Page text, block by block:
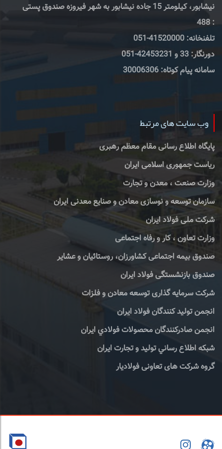
نیشابور، کیلومتر 15 جاده نیشابور به شهر فیروزه صندوق پستی
: 488
تلفنخانه: 41520000-051
دورنگار: 33 و 42453231-051
سامانه پیام کوتاه: 30006306
وب سایت های مرتبط
پایگاه اطلاع رسانی مقام معظم رهبری
ریاست جمهوری اسلامی ایران
وزارت صنعت ، معدن و تجارت
سازمان توسعه و نوسازی معادن و صنایع معدنی ایران
شرکت ملی فولاد ایران
وزارت تعاون ، کار و رفاه اجتماعی
صندوق بیمه اجتماعی کشاورزان، روستائیان و عشایر
صندوق بازنشستگی فولاد ایران
شرکت سرمایه گذاری توسعه معادن و فلزات
انجمن تولید کنندگان فولاد ایران
انجمن صادركنندگان محصولات فولادي ايران
شبكه اطلاع رساني توليد و تجارت ايران
گروه شرکت های تعاونی فولادیار